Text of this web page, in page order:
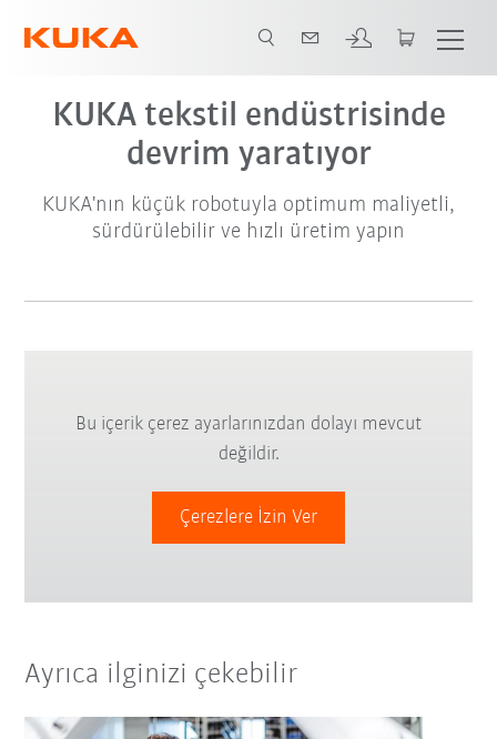
KUKA tekstil endüstrisinde
devrim yaratıyor
KUKA'nın küçük robotuyla optimum maliyetli,
sürdürülebilir ve hızlı üretim yapın
Bu içerik çerez ayarlarınızdan dolayı mevcut
değildir.
Çerezlere İzin Ver
Ayrıca ilginizi çekebilir